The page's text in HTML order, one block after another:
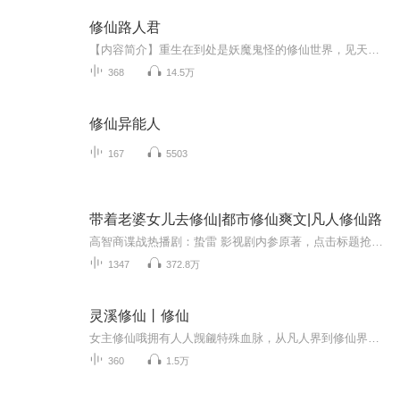
修仙路人君
368 14.5万
修仙异能人
167 5503
带着老婆女儿去修仙|都市修仙爽文|凡人修仙路
1347 372.8万
灵溪修仙丨修仙
360 1.5万